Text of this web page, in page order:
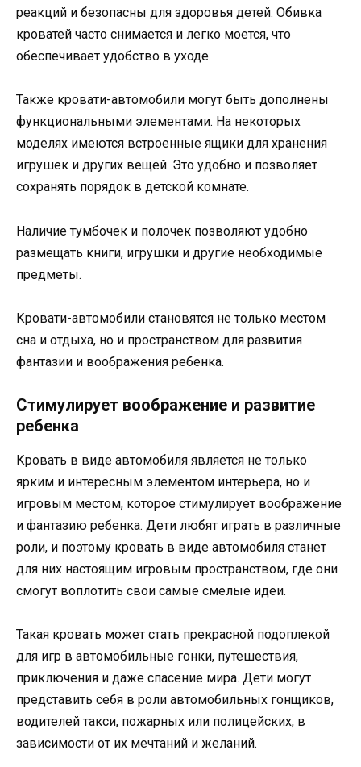
реакций и безопасны для здоровья детей. Обивка
кроватей часто снимается и легко моется, что
обеспечивает удобство в уходе.
Также кровати-автомобили могут быть дополнены
функциональными элементами. На некоторых
моделях имеются встроенные ящики для хранения
игрушек и других вещей. Это удобно и позволяет
сохранять порядок в детской комнате.
Наличие тумбочек и полочек позволяют удобно
размещать книги, игрушки и другие необходимые
предметы.
Кровати-автомобили становятся не только местом
сна и отдыха, но и пространством для развития
фантазии и воображения ребенка.
Стимулирует воображение и развитие
ребенка
Кровать в виде автомобиля является не только
ярким и интересным элементом интерьера, но и
игровым местом, которое стимулирует воображение
и фантазию ребенка. Дети любят играть в различные
роли, и поэтому кровать в виде автомобиля станет
для них настоящим игровым пространством, где они
смогут воплотить свои самые смелые идеи.
Такая кровать может стать прекрасной подоплекой
для игр в автомобильные гонки, путешествия,
приключения и даже спасение мира. Дети могут
представить себя в роли автомобильных гонщиков,
водителей такси, пожарных или полицейских, в
зависимости от их мечтаний и желаний.